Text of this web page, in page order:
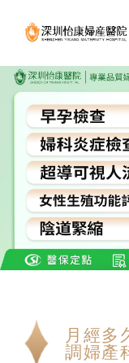
月經多
調婦產